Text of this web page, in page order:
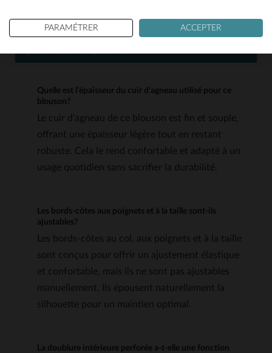
Quelle est l'épaisseur du cuir d'agneau utilisé pour ce
blouson?
Le cuir d'agneau de ce blouson est fin et souple,
offrant une épaisseur légère tout en restant
robuste. Cela le rend confortable et adapté à un
usage quotidien sans sacrifier la durabilité.
Les bords-côtes aux poignets et à la taille sont-ils
ajustables?
Les bords-côtes au col, aux poignets et à la taille
sont conçus pour offrir un ajustement élastique
et confortable, mais ils ne sont pas ajustables
manuellement. Ils épousent naturellement la
silhouette pour un maintien optimal.
La doublure intérieure perforée a-t-elle une fonction
PARAMÉTRER ACCEPTER